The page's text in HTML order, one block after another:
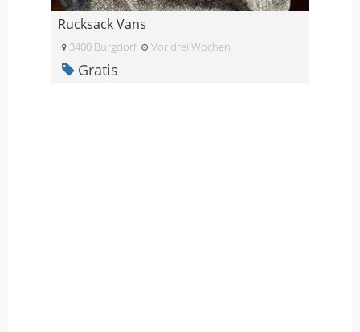
Rucksack Vans
3400 Burgdorf Vor drei Wochen
Gratis